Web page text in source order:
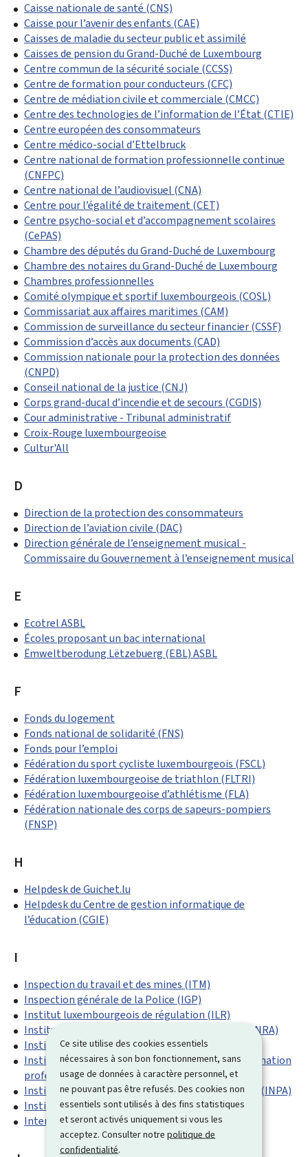
Ce site utilise des cookies essentiels
nécessaires à son bon fonctionnement, sans
usage de données à caractère personnel, et
ne pouvant pas être refusés. Des cookies non
essentiels sont utilisés à des fins statistiques
et seront activés uniquement si vous les
acceptez. Consulter notrepolitique de
confidentialité.
Caisse nationale de santé (CNS)
Caisse pour l’avenir des enfants (CAE)
Caisses de maladie du secteur public et assimilé
Caisses de pension du Grand-Duché de Luxembourg
Centre commun de la sécurité sociale (CCSS)
Centre de formation pour conducteurs (CFC)
Centre de médiation civile et commerciale (CMCC)
Centre des technologies de l’information de l’État (CTIE)
Centre européen des consommateurs
Centre médico-social d’Ettelbruck
Centre national de formation professionnelle continue
(CNFPC)
Centre national de l’audiovisuel (CNA)
Centre pour l’égalité de traitement (CET)
Centre psycho-social et d’accompagnement scolaires
(CePAS)
Chambre des députés du Grand-Duché de Luxembourg
Chambre des notaires du Grand-Duché de Luxembourg
Chambres professionnelles
Comité olympique et sportif luxembourgeois (COSL)
Commissariat aux affaires maritimes (CAM)
Commission de surveillance du secteur financier (CSSF)
Commission d’accès aux documents (CAD)
Commission nationale pour la protection des données
(CNPD)
Conseil national de la justice (CNJ)
Corps grand-ducal d’incendie et de secours (CGDIS)
Cour administrative - Tribunal administratif
Croix-Rouge luxembourgeoise
Cultur'All
D
Direction de la protection des consommateurs
Direction de l’aviation civile (DAC)
Direction générale de l’enseignement musical -
Commissaire du Gouvernement à l’enseignement musical
E
Ecotrel ASBL
Écoles proposant un bac international
Ëmweltberodung Lëtzebuerg (EBL) ASBL
F
Fonds du logement
Fonds national de solidarité (FNS)
Fonds pour l’emploi
Fédération du sport cycliste luxembourgeois (FSCL)
Fédération luxembourgeoise de triathlon (FLTRI)
Fédération luxembourgeoise d’athlétisme (FLA)
Fédération nationale des corps de sapeurs-pompiers
(FNSP)
H
Helpdesk de Guichet.lu
Helpdesk du Centre de gestion informatique de
l’éducation (CGIE)
I
Inspection du travail et des mines (ITM)
Inspection générale de la Police (IGP)
Institut luxembourgeois de régulation (ILR)
Institut national de recherches archéologiques (INRA)
Institut national des langues Luxembourg (INLL)
Institut national pour le développement de la formation
professionnelle continue (INFPC)
Institut national pour le patrimoine architectural (INPA)
Institut supérieur de l’économie (ISEC)
Inter-Actions - SICS